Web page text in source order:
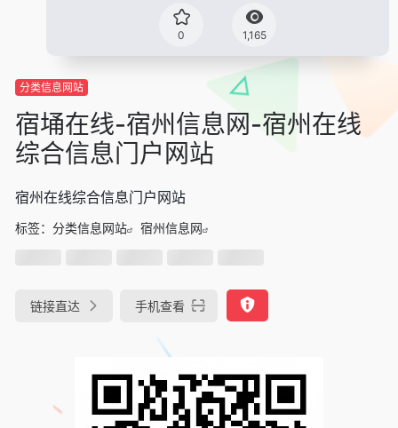
0 1,165
分类信息网站
宿埇在线-宿州信息网-宿州在线
综合信息门户网站
宿州在线综合信息门户网站
标签： 分类信息网站 宿州信息网
链接直达 手机查看